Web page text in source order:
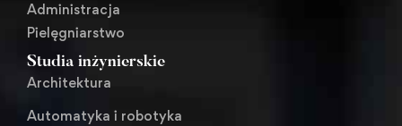
Administracja
Pielęgniarstwo
Studia inżynierskie
Architektura
Automatyka i robotyka